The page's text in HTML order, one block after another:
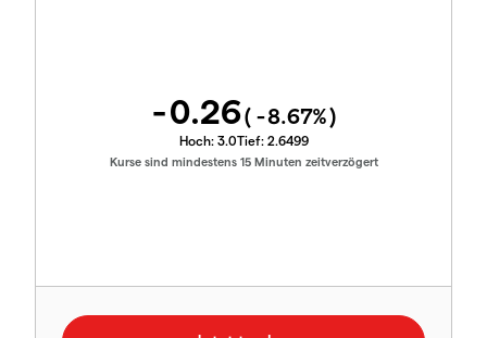
-0.26( -8.67%)
Hoch: 3.0Tief: 2.6499
Kurse sind mindestens 15 Minuten zeitverzögert